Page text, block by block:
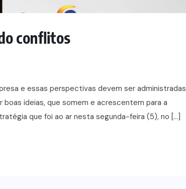
conflitos
e essas perspectivas devem ser administradas
ideias, que somem e acrescentem para a
que foi ao ar nesta segunda-feira (5), no […]